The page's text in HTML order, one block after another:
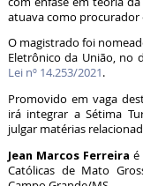
atuava como procurador
O magistrado foi
Eletrônico da União, no
Lei nº 14.253/2021.
Promovido em vaga
irá integrar a Sétima
julgar matérias
Jean Marcos Ferreira é
Católicas de Mato